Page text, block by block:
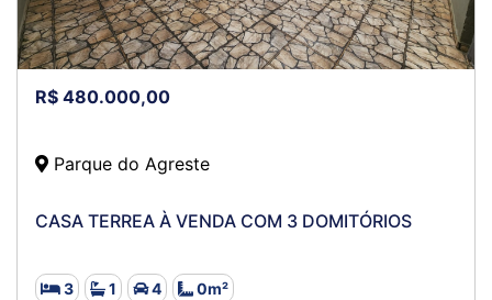
R$ 480.000,00
Parque do Agreste
CASA TERREA À VENDA COM 3 DOMITÓRIOS
3 1 4 0m²